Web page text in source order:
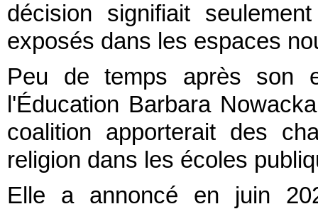
décision signifiait
exposés dans les espaces
Peu de temps après son
l'Éducation Barbara
coalition apporterait des
religion dans les écoles
Elle a annoncé en juin